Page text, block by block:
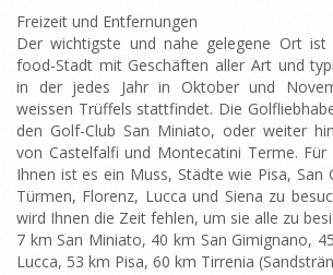
Freizeit und Entfernungen
Der wichtigste und nahe gelegene Ort
food-Stadt mit Geschäften aller Art und
in der jedes Jahr in Oktober und
weissen Trüffels stattfindet. Die
den Golf-Club San Miniato, oder weiter
von Castelfalfi und Montecatini Terme.
Ihnen ist es ein Muss, Städte wie Pisa, San
Türmen, Florenz, Lucca und Siena zu
wird Ihnen die Zeit fehlen, um sie alle zu
7 km San Miniato, 40 km San Gimignano,
Lucca, 53 km Pisa, 60 km Tirrenia